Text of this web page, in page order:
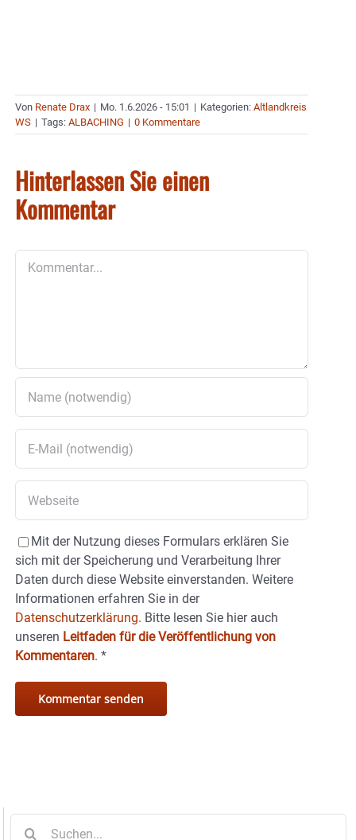
Von Renate Drax | Mo. 1.6.2026 - 15:01 | Kategorien: Altlandkreis
WS | Tags: ALBACHING | 0 Kommentare
Hinterlassen Sie einen
Kommentar
Mit der Nutzung dieses Formulars erklären Sie
sich mit der Speicherung und Verarbeitung Ihrer
Daten durch diese Website einverstanden. Weitere
Informationen erfahren Sie in der
Datenschutzerklärung. Bitte lesen Sie hier auch
unseren Leitfaden für die Veröffentlichung von
Kommentaren. *